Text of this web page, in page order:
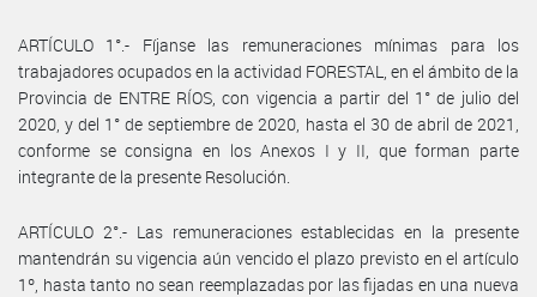
ARTÍCULO 1°.- Fíjanse las remuneraciones mínimas para los
trabajadores ocupados en la actividad FORESTAL, en el ámbito de la
Provincia de ENTRE RÍOS, con vigencia a partir del 1° de julio del
2020, y del 1° de septiembre de 2020, hasta el 30 de abril de 2021,
conforme se consigna en los Anexos I y II, que forman parte
integrante de la presente Resolución.
ARTÍCULO 2°.- Las remuneraciones establecidas en la presente
mantendrán su vigencia aún vencido el plazo previsto en el artículo
1º, hasta tanto no sean reemplazadas por las fijadas en una nueva